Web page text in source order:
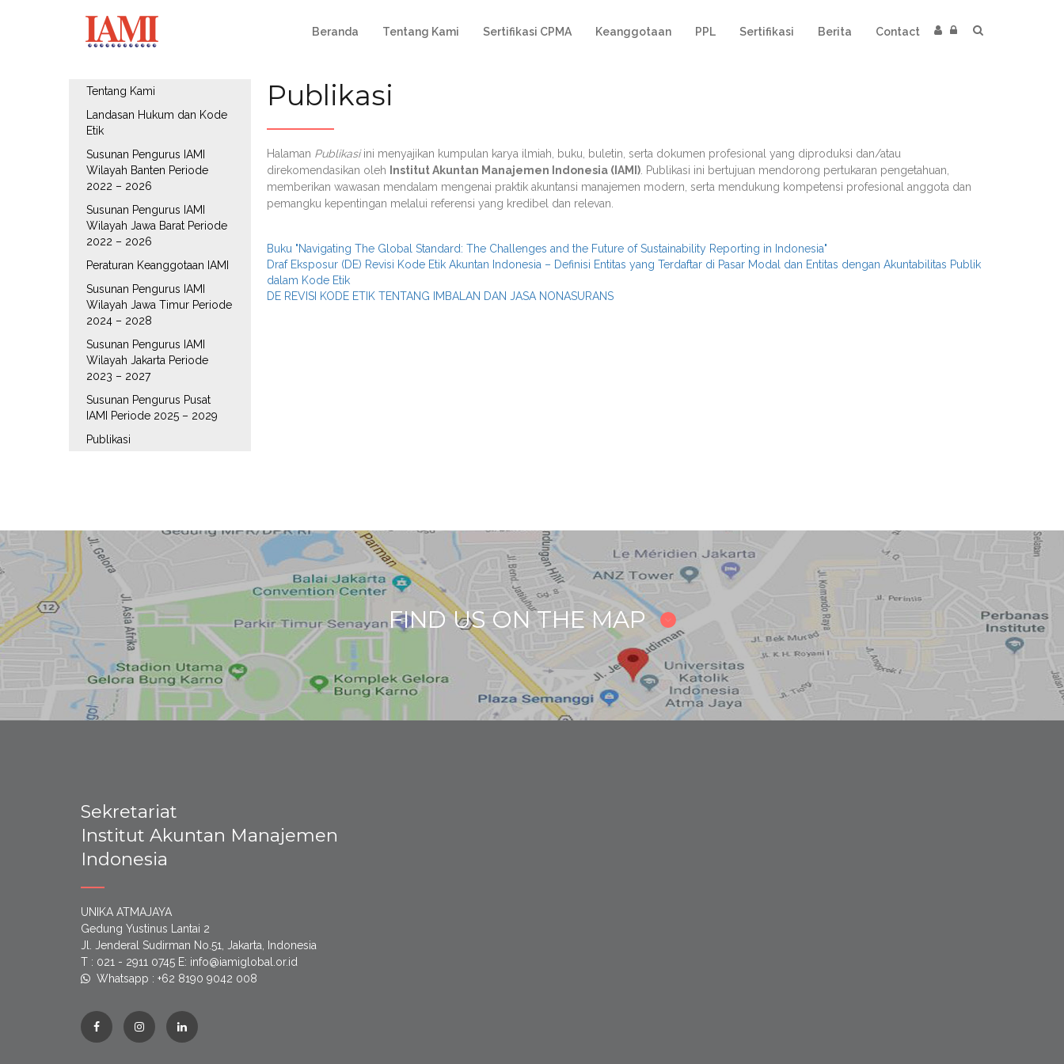
Beranda Tentang Kami Sertifikasi CPMA Keanggotaan PPL Sertifikasi Berita Contact
Tentang Kami
Landasan Hukum dan Kode
Etik
Susunan Pengurus IAMI
Wilayah Banten Periode
2022 – 2026
Susunan Pengurus IAMI
Wilayah Jawa Barat Periode
2022 – 2026
Peraturan Keanggotaan IAMI
Susunan Pengurus IAMI
Wilayah Jawa Timur Periode
2024 – 2028
Susunan Pengurus IAMI
Wilayah Jakarta Periode
2023 – 2027
Susunan Pengurus Pusat
IAMI Periode 2025 – 2029
Publikasi
Publikasi
Halaman Publikasiini menyajikan kumpulan karya ilmiah, buku, buletin, serta dokumen profesional yang diproduksi dan/atau
direkomendasikan oleh
Institut Akuntan Manajemen Indonesia (IAMI) . Publikasi ini bertujuan mendorong pertukaran pengetahuan,
memberikan wawasan mendalam mengenai praktik akuntansi manajemen modern, serta mendukung kompetensi profesional anggota dan
pemangku kepentingan melalui referensi yang kredibel dan relevan.
Buku "Navigating The Global Standard: The Challenges and the Future of Sustainability Reporting in Indonesia"
Draf Eksposur (DE) Revisi Kode Etik Akuntan Indonesia – Definisi Entitas yang Terdaftar di Pasar Modal dan Entitas dengan Akuntabilitas Publik
dalam Kode Etik
DE REVISI KODE ETIK TENTANG IMBALAN DAN JASA NONASURANS
FIND US ON THE MAP
Sekretariat
Institut Akuntan Manajemen
Indonesia
UNIKA ATMAJAYA
Gedung Yustinus Lantai 2
Jl. Jenderal Sudirman No.51, Jakarta, Indonesia
T : 021 - 2911 0745 E: info@iamiglobal.or.id
Whatsapp : +62 8190 9042 008